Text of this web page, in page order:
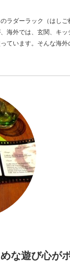
ラダーラック（はし
海外では、玄関、キ
ています。そんな海
な遊び心が